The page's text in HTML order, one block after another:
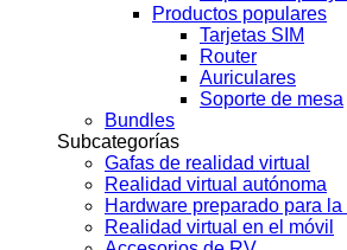
Productos populares
Tarjetas SIM
Router
Auriculares
Soporte de mesa
Bundles
Subcategorías
Gafas de realidad virtual
Realidad virtual autónoma
Hardware preparado para la
Realidad virtual en el móvil